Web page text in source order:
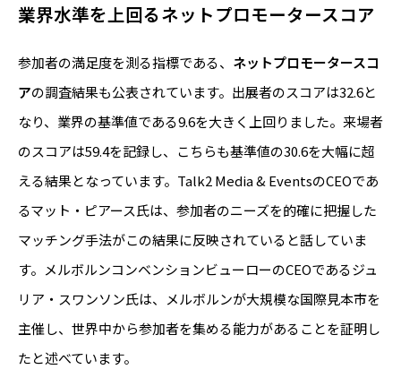
業界水準を上回るネットプロモータースコア
参加者の満足度を測る指標である、 ネットプロモータースコ
アの調査結果も公表されています。出展者のスコアは32.6と
なり、業界の基準値である9.6を大きく上回りました。来場者
のスコアは59.4を記録し、こちらも基準値の30.6を大幅に超
える結果となっています。Talk2 Media & EventsのCEOであ
るマット・ピアース氏は、参加者のニーズを的確に把握した
マッチング手法がこの結果に反映されていると話していま
す。メルボルンコンベンションビューローのCEOであるジュ
リア・スワンソン氏は、メルボルンが大規模な国際見本市を
主催し、世界中から参加者を集める能力があることを証明し
たと述べています。